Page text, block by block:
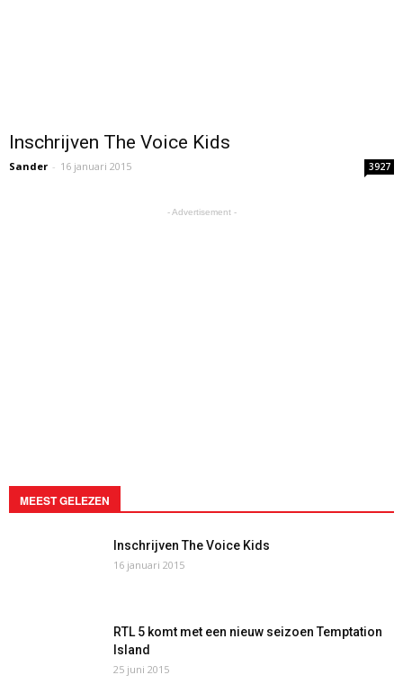
Inschrijven The Voice Kids
Sander - 16 januari 2015 3927
- Advertisement -
MEEST GELEZEN
Inschrijven The Voice Kids
16 januari 2015
RTL 5 komt met een nieuw seizoen Temptation
Island
25 juni 2015